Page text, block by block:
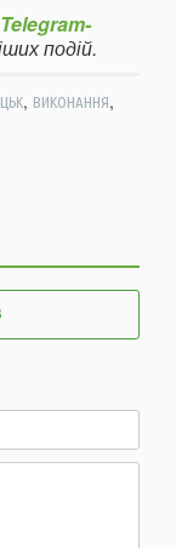
Telegram-
подій.
, ВИКОНАННЯ,